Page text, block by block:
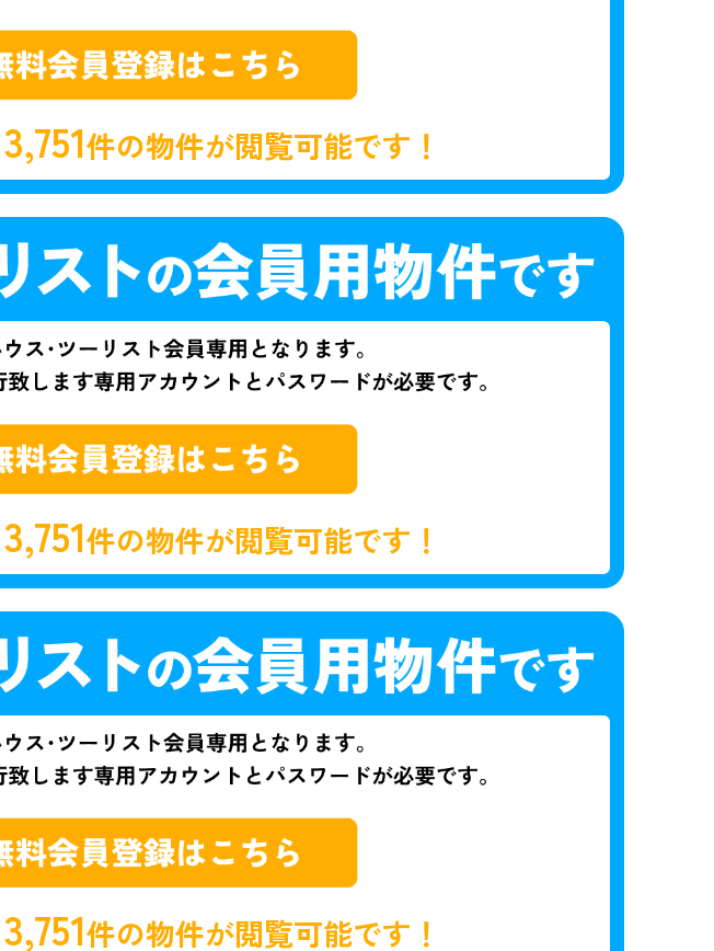
3,751件の物件が閲覧可能です！
3,751件の物件が閲覧可能です！
3,751件の物件が閲覧可能です！